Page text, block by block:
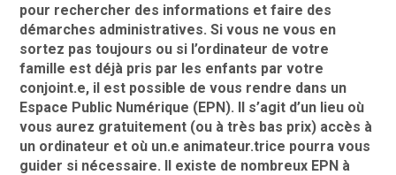
pour rechercher des informations et faire des
démarches administratives. Si vous ne vous en
sortez pas toujours ou si l’ordinateur de votre
famille est déjà pris par les enfants par votre
conjoint.e, il est possible de vous rendre dans un
Espace Public Numérique (EPN). Il s’agit d’un lieu où
vous aurez gratuitement (ou à très bas prix) accès à
un ordinateur et où un.e animateur.trice pourra vous
guider si nécessaire. Il existe de nombreux EPN à